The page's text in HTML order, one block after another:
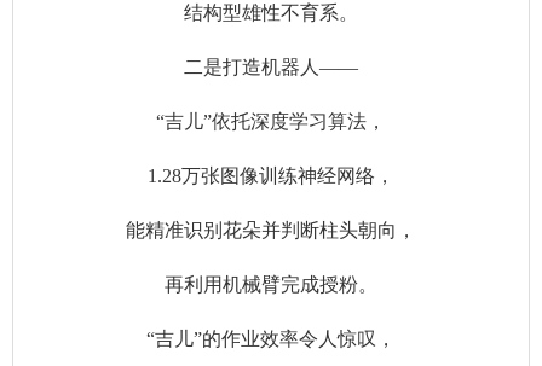
结构型雄性不育系。
二是打造机器人——
“吉儿”依托深度学习算法，
1.28万张图像训练神经网络，
能精准识别花朵并判断柱头朝向，
再利用机械臂完成授粉。
“吉儿”的作业效率令人惊叹，